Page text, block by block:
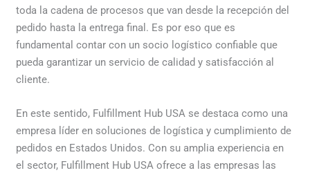
toda la cadena de procesos que van desde la recepción del
pedido hasta la entrega final. Es por eso que es
fundamental contar con un socio logístico confiable que
pueda garantizar un servicio de calidad y satisfacción al
cliente.
En este sentido, Fulfillment Hub USA se destaca como una
empresa líder en soluciones de logística y cumplimiento de
pedidos en Estados Unidos. Con su amplia experiencia en
el sector, Fulfillment Hub USA ofrece a las empresas las